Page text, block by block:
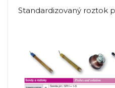
Standardizovaný roztok